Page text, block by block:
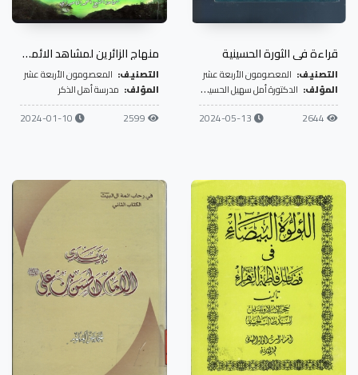
قراءة في الثورة الحسينية
التصنيف: المعصومون الأربعة عشر
المؤلف: الدكتورة أمل سهيل الحسيني
2644
2024-05-13
منهاج الزائرين لمشاهد الائمة الطاهرين عليهم السلام في بلاد الرافدين
التصنيف: المعصومون الأربعة عشر
المؤلف: مدرسة أهل الذكر
2599
2024-01-10